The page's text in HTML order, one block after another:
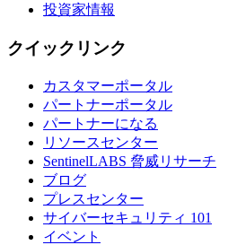
投資家情報
クイックリンク
カスタマーポータル
パートナーポータル
パートナーになる
リソースセンター
SentinelLABS 脅威リサーチ
ブログ
プレスセンター
サイバーセキュリティ 101
イベント